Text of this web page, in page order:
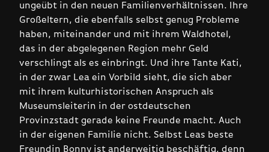
ungeübt in den neuen Familienverhältnissen. Ihre
Großeltern, die ebenfalls selbst genug Probleme
haben, miteinander und mit ihrem Waldhotel,
das in der abgelegenen Region mehr Geld
verschlingt als es einbringt. Und ihre Tante Kati,
in der zwar Lea ein Vorbild sieht, die sich aber
mit ihrem kulturhistorischen Anspruch als
Museumsleiterin in der ostdeutschen
Provinzstadt gerade keine Freunde macht. Auch
in der eigenen Familie nicht. Selbst Leas beste
Freundin Bonny ist anderweitig beschäftig, denn